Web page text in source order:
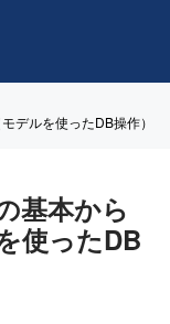
デルを使ったDB操作）
基本から
使ったDB